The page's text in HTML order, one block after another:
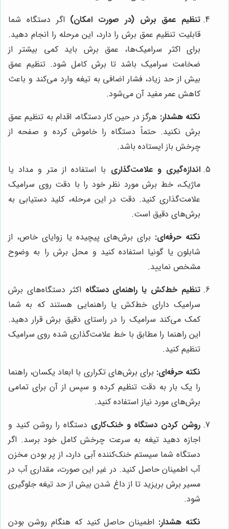
تنظیم عمق برش (در صورت امکان) اگر دستگاه شما
قابلیت تنظیم عمق برش را دارد، این مرحله را انجام دهید.
برای اکثر سرامیک‌ها، عمق برش باید کمی بیشتر از
ضخامت سرامیک باشد تا برش کامل شود. تنظیم عمق
بیش از حد زیاد، فشار اضافی به تیغه وارد می‌کند و باعث
کاهش عمر مفید آن می‌شود.
نکته هشدار: هرگز در حین کار دستگاه، اقدام به تنظیم عمق
برش نکنید. حتماً دستگاه را خاموش کرده و صفحه از
چرخش باز ایستاده باشد.
اندازه‌گیری و علامت‌گذاری با استفاده از متر و مداد یا
ماژیک، خط برش مورد نظر خود را با دقت روی سرامیک
علامت‌گذاری کنید. دقت در این مرحله، کلید دستیابی به
برش‌های دقیق است.
نکته حرفه‌ای: برای برش‌های پیچیده یا زوایای خاص، از
شابلون یا گونیا استفاده کنید و محل برش را به وضوح
مشخص نمایید.
تنظیم خط‌کش یا راهنمای دستگاه اکثر دستگاه‌های برش
سرامیک دارای خط‌کش یا راهنمایی هستند که به شما
کمک می‌کند سرامیک را در راستای دقیق برش قرار دهید.
این راهنما را مطابق با خط علامت‌گذاری شده روی سرامیک
تنظیم کنید.
نکته حرفه‌ای: برای برش‌های تکراری با ابعاد یکسان، راهنما
را یک بار به دقت تنظیم کرده و سپس از آن برای تمامی
برش‌های مورد نیاز استفاده کنید.
روشن کردن دستگاه و خنک‌کاری دستگاه را روشن کنید و
اجازه دهید تیغه به سرعت چرخش کامل خود برسد. اگر
دستگاه شما سیستم خنک‌کننده آبی دارد، از پر بودن مخزن
آب اطمینان حاصل کنید. در غیر این صورت، مقداری آب در
مسیر برش بریزید تا از داغ شدن بیش از حد تیغه جلوگیری
شود.
نکته هشدار: اطمینان حاصل کنید که هنگام روشن بودن